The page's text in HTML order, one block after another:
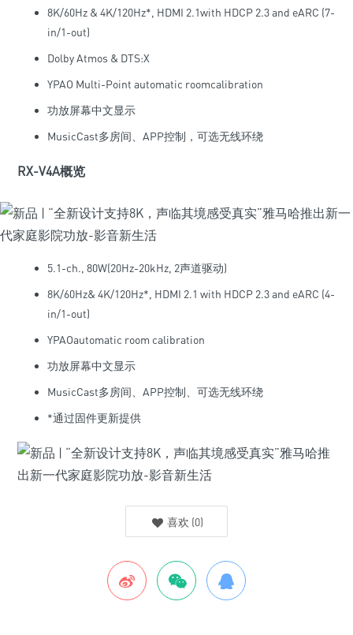
8K/60Hz & 4K/120Hz*, HDMI 2.1with HDCP 2.3 and eARC (7-
in/1-out)
Dolby Atmos & DTS:X
YPAO Multi-Point automatic roomcalibration
功放屏幕中文显示
MusicCast多房间、APP控制，可选无线环绕
RX-V4A概览
5.1-ch., 80W(20Hz-20kHz, 2声道驱动)
8K/60Hz& 4K/120Hz*, HDMI 2.1 with HDCP 2.3 and eARC (4-
in/1-out)
YPAOautomatic room calibration
功放屏幕中文显示
MusicCast多房间、APP控制、可选无线环绕
*通过固件更新提供
喜欢 (0)